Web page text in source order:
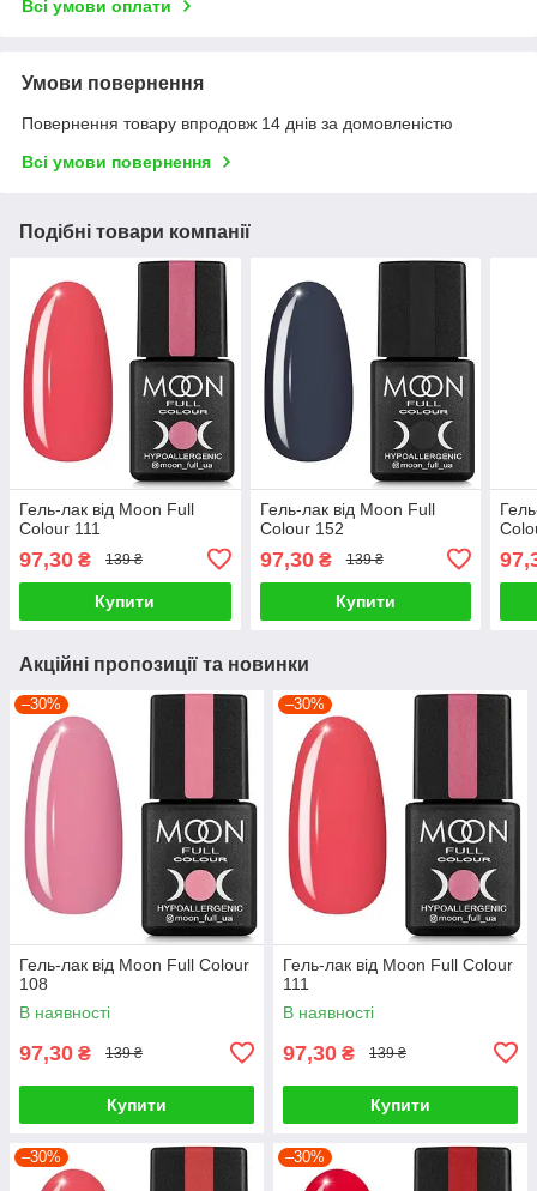
Всі умови оплати
Умови повернення
Повернення товару впродовж 14 днів за домовленістю
Всі умови повернення
Подібні товари компанії
Гель-лак від Moon Full
Colour 111
97,30 ₴ 139 ₴
Купити
Гель-лак від Moon Full
Colour 152
97,30₴ 139 ₴
Купити
Акційні пропозиції та новинки
–30%
Гель-лак від Moon Full Colour
108
В наявності
97,30 ₴ 139 ₴
Купити
–30%
Гель-лак від Moon Full Colour
111
В наявності
97,30 ₴ 139 ₴
Купити
–30% –30%